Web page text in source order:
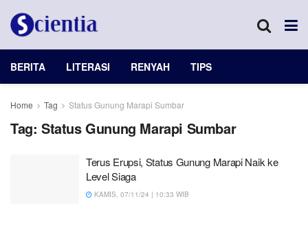
BERITA LITERASI RENYAH TIPS
Home Tag Status Gunung Marapi Sumbar
Tag: Status Gunung Marapi Sumbar
Terus Erupsi, Status Gunung Marapi Naik ke
Level Siaga
KAMIS, 07/11/24 | 10:33 WIB